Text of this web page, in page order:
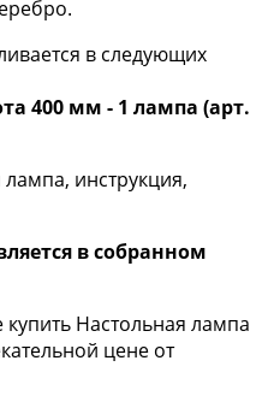
в следующих
400 мм - 1 лампа (арт.
инструкция,
в собранном
Настольная лампа
цене от